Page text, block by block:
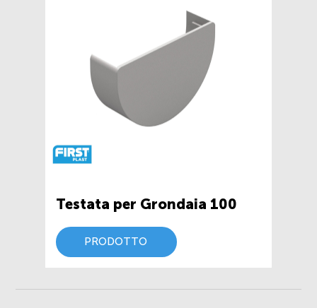
Testata per Grondaia 100
PRODOTTO